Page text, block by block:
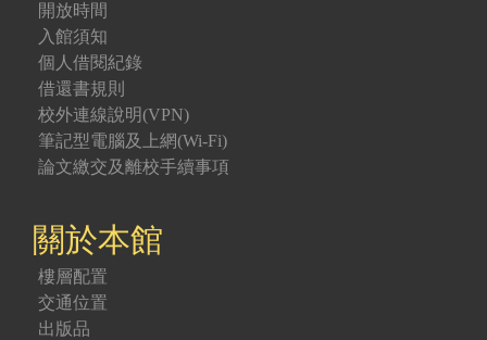
開放時間
入館須知
個人借閱紀錄
借還書規則
校外連線說明(VPN)
筆記型電腦及上網(Wi-Fi)
論文繳交及離校手續事項
關於本館
樓層配置
交通位置
出版品